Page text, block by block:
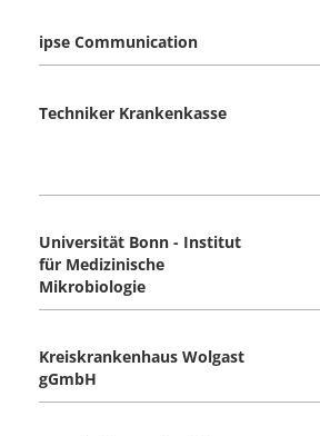
ipse Communication
Techniker Krankenkasse
Universität Bonn - Institut
für Medizinische
Mikrobiologie
Kreiskrankenhaus Wolgast
gGmbH